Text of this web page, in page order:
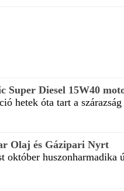
Super Diesel 15W40
hetek óta tart a
Olaj és Gázipari Nyrt
október huszonharmadika